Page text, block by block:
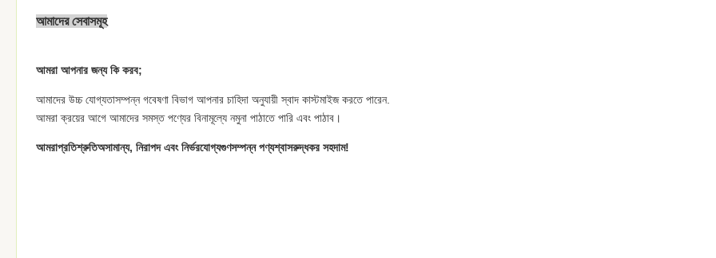
আমাদের সেবাসমূহ
আমরা আপনার জন্য কি করব;
আমাদের উচ্চ যোগ্যতাসম্পন্ন গবেষণা বিভাগ আপনার চাহিদা অনুযায়ী স্বাদ কাস্টমাইজ করতে পারেন.
আমরা ক্রয়ের আগে আমাদের সমস্ত পণ্যের বিনামূল্যে নমুনা পাঠাতে পারি এবং পাঠাব।
আমরাপ্রতিশ্রুতিঅসামান্য, নিরাপদ এবং নির্ভরযোগ্যগুণসম্পন্ন পণ্যশ্বাসরুদ্ধকর সহদাম!